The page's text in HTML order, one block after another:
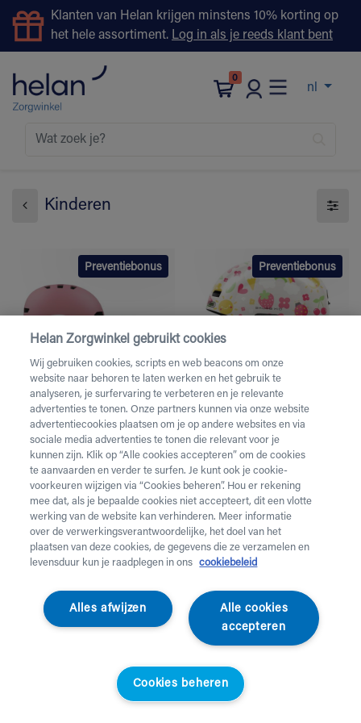
Klanten van Helan krijgen minstens 10% korting op
het hele assortiment. Log in als je reeds klant bent
0
nl
Kinderen
Preventiebonus
GoFluo
Fietshelm Maze Kids
Standaardprijs Helan klanten
€ 53,95
Preventiebonus
Abus
Fietshelm Skurb Kid -
Cream Summer
Standaardprijs
€ 59,95
Helan klanten
€ 53,95
Preventiebonus Preventiebonus
Abus
Helan Zorgwinkel gebruikt cookies
Wij gebruiken cookies, scripts en web beacons om onze
website naar behoren te laten werken en het gebruik te
analyseren, je surfervaring te verbeteren en je relevante
advertenties te tonen. Onze partners kunnen via onze website
advertentiecookies plaatsen om je op andere websites en via
sociale media advertenties te tonen die relevant voor je
kunnen zijn. Klik op “Alle cookies accepteren” om de cookies
te aanvaarden en verder te surfen. Je kunt ook je cookie-
voorkeuren wijzigen via “Cookies beheren”. Hou er rekening
mee dat, als je bepaalde cookies niet accepteert, dit een vlotte
werking van de website kan verhinderen. Meer informatie
over de verwerkingsverantwoordelijke, het doel van het
plaatsen van deze cookies, de gegevens die ze verzamelen en
levensduur kun je raadplegen in ons
cookiebeleid
Alle cookies
accepteren
Alles afwijzen
Cookies beheren